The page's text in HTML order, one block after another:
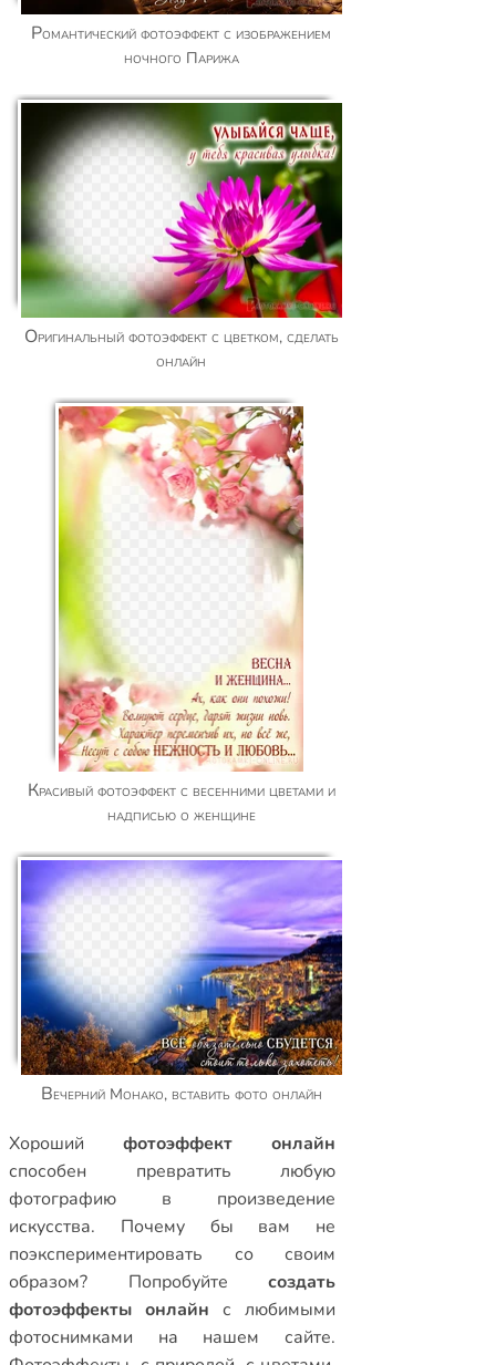
Романтический фотоэффект с изображением
ночного Парижа
Оригинальный фотоэффект с цветком, сделать
онлайн
Красивый фотоэффект с весенними цветами и
надписью о женщине
Вечерний Монако, вставить фото онлайн
Xорошийфотоэффект онлайн
способен превратить любую
фотографию в произведение
искусства. Почему бы вам не
поэкспериментировать со своим
образом? Попробуйтесоздать
фотоэффекты онлайн с любимыми
фотоснимками на нашем сайте.